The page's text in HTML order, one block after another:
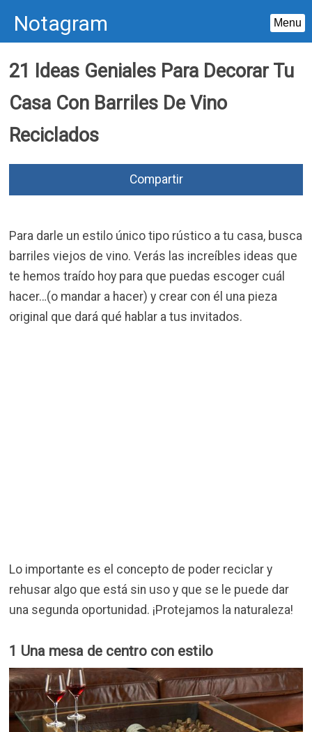
Notagram Menu
to
content
21 Ideas Geniales Para Decorar Tu
Casa Con Barriles De Vino
Reciclados
Compartir
Para darle un estilo único tipo rústico a tu casa, busca
barriles viejos de vino. Verás las increíbles ideas que
te hemos traído hoy para que puedas escoger cuál
hacer…(o mandar a hacer) y crear con él una pieza
original que dará qué hablar a tus invitados.
Lo importante es el concepto de poder reciclar y
rehusar algo que está sin uso y que se le puede dar
una segunda oportunidad. ¡Protejamos la naturaleza!
1 Una mesa de centro con estilo